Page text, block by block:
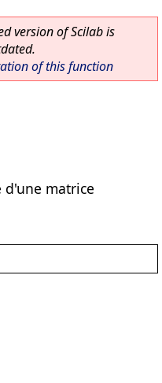
version of Scilab is
of this function
matrice